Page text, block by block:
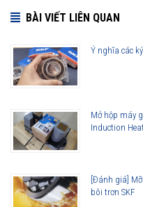
30x40x7 HMSA10 RG
Đại lý ủy quyền SKF chính
0921 345 345 096
BÀI VIẾT LIÊN QUAN
Ý nghĩa các
Mở hộp máy
Induction
[Đánh giá]
bôi trơn SKF